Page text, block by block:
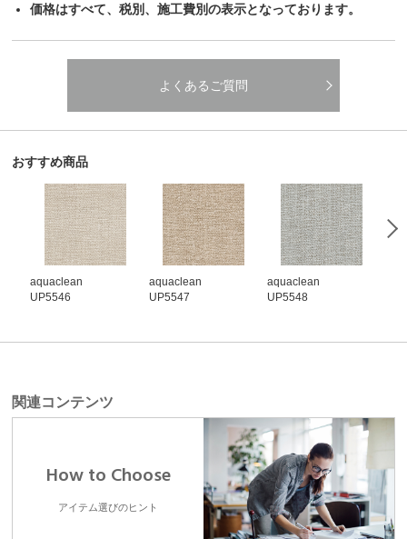
価格はすべて、税別、施工費別の表示となっております。
よくあるご質問
おすすめ商品
aquaclean
UP5546
aquaclean
UP5547
aquaclean
UP5548
関連コンテンツ
How to Choose
アイテム選びのヒント